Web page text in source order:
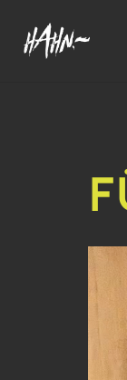
Video-
Player